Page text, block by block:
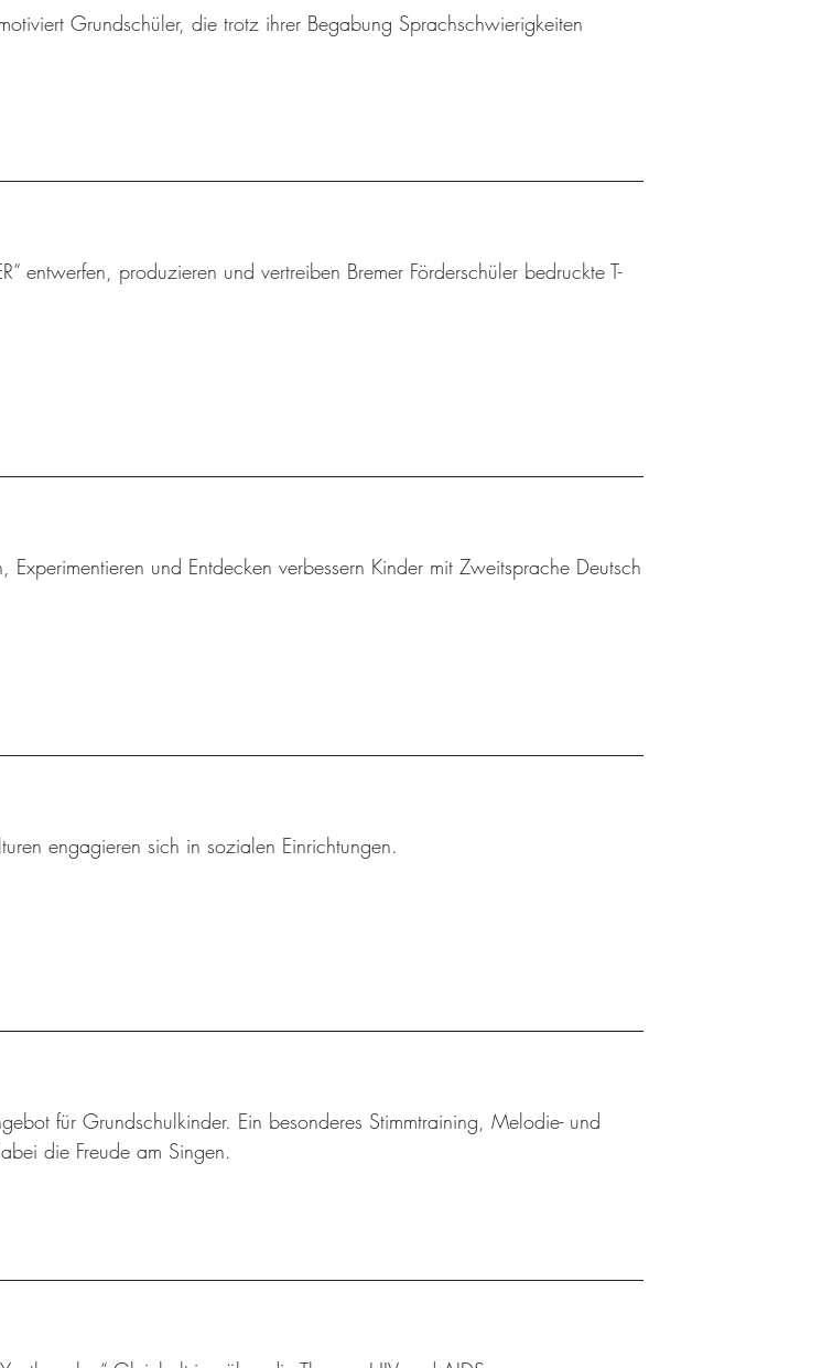
Grundschüler, die trotz ihrer Begabung Sprachschwierigkeiten
entwerfen, produzieren und vertreiben Bremer Förderschüler bedruckte T-
Experimentieren und Entdecken verbessern Kinder mit Zweitsprache Deutsch
engagieren sich in sozialen Einrichtungen.
für Grundschulkinder. Ein besonderes Stimmtraining, Melodie- und
die Freude am Singen.